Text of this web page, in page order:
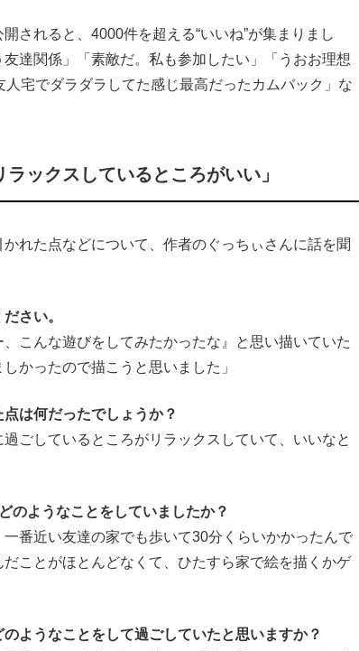
されると、4000件を超える“いいね”が集まりまし
達関係」「素敵だ。私も参加したい」「うおお理想
宅でダラダラしてた感じ最高だったカムバック」な
ックスしているところがいい」
れた点などについて、作者のぐっちぃさんに話を聞
さい。
こんな遊びをしてみたかったな』と思い描いていた
かったので描こうと思いました」
は何だったでしょうか？
ごしているところがリラックスしていて、いいなと
のようなことをしていましたか？
番近い友達の家でも歩いて30分くらいかかったんで
ことがほとんどなくて、ひたすら家で絵を描くかゲ
ようなことをして過ごしていたと思いますか？